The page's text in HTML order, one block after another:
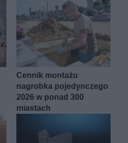
Cennik montażu
nagrobka pojedynczego
2026 w ponad 300
miastach